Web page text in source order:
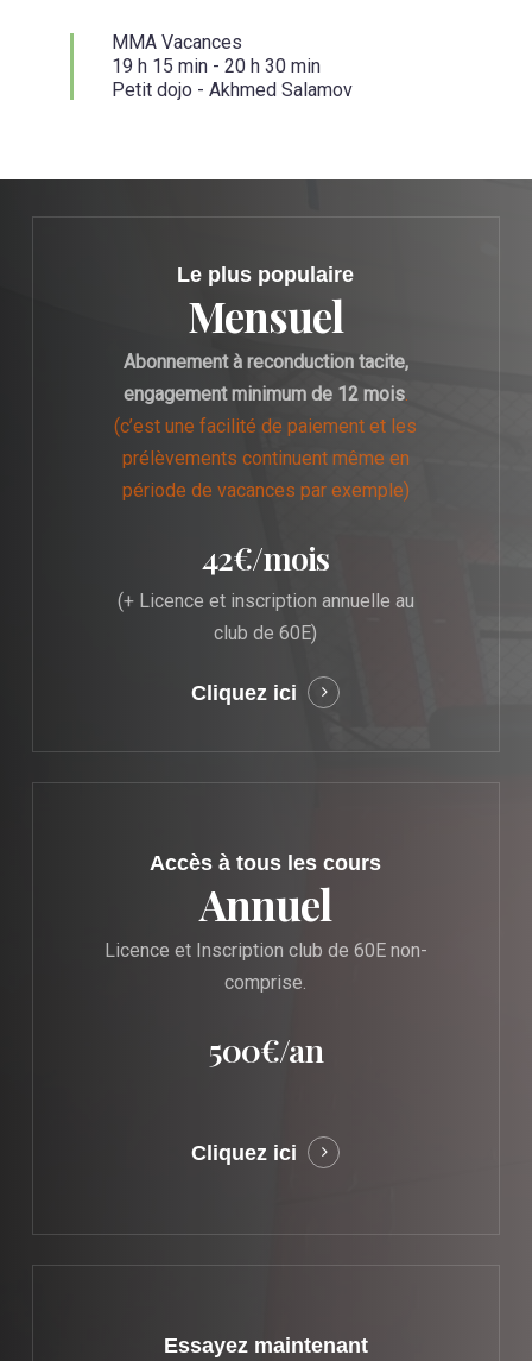
MMA Vacances
19 h 15 min - 20 h 30 min
Petit dojo - Akhmed Salamov
Le plus populaire
Mensuel
Abonnement à reconduction tacite,
engagement minimum de 12 mois.
(c’est une facilité de paiement et les
prélèvements continuent même en
période de vacances par exemple)
42€/mois
(+ Licence et inscription annuelle au
club de 60E)
Cliquez ici
Accès à tous les cours
Annuel
Licence et Inscription club de 60E non-
comprise.
500€/an
Cliquez ici
Essayez maintenant